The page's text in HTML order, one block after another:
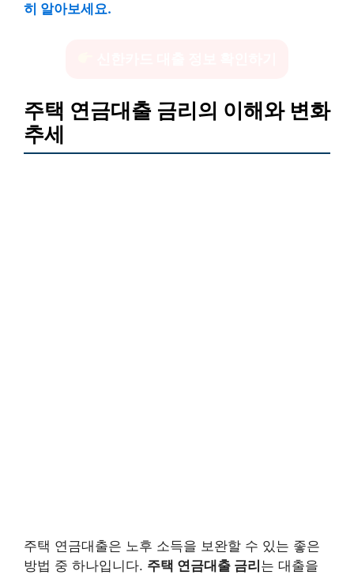
히 알아보세요.
주택 연금대출 금리의 이해와 변화
추세
주택 연금대출은 노후 소득을 보완할 수 있는 좋은
방법 중 하나입니다. 주택 연금대출 금리 는 대출을